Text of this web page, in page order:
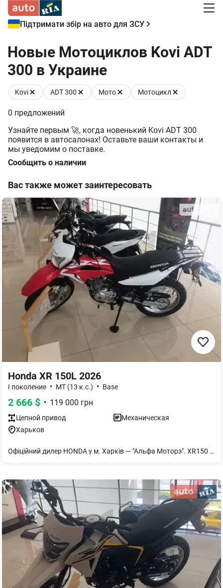
Підтримати збір на авто для ЗСУ
Новые Мотоциклов Kovi ADT
300 в Украине
Kovi ADT 300 Мото Мотоцикл
0 предложений
Узнайте первым 🚀, когда новенький Kovi ADT 300
появится в автосалонах! Оставьте ваши контакты и
мы уведомим о поставке.
Сообщить о наличии
Вас также может заинтересовать
Honda XR 150L 2026
I поколение • MT (13 к.с.) • Base
2 666 $ • 119 000 грн
Цепной привод
Механическая
Харьков
Офіційний дилер HONDA у м. Харків — "Альфа Моторз". XR150 — простий та надійний мотоцикл від HONDA. В наявності. Доступні кольори — червоний